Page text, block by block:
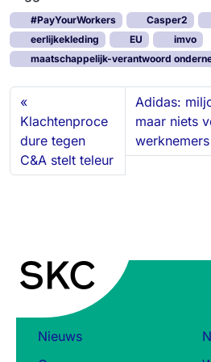
k
e
d
I
n
e
b
o
o
k
e
s
k
y
t
o
d
o
n
i
l
e
n
#PayYourWorkers Casper2
eerlijkekleding
EU
imvo
maatschappelijk-verantwoord
Klachtenproce
dure tegen
C&A stelt teleur
Adidas:
maar niets
Nieuws